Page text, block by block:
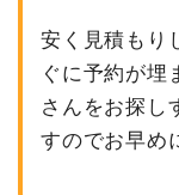
安く見積もり
ぐに予約が埋
さんをお探し
すのでお早め